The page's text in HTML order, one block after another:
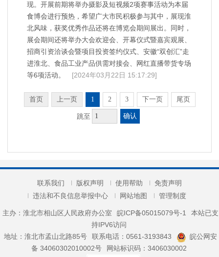
现。开展前期将举办摄影及短视频2项赛事活动为本届
食博会进行预热，希望广大市民积极参与其中，展现淮
北风味，获奖优秀作品还将在博览会期间展出。同时，
展会期间还将举办大会欢迎会、开幕仪式暨嘉宾观展、
招商引资洽谈会暨项目投资签约仪式、安徽“双创汇”走
进淮北、食品工业产品供需对接会、网红直播带货专场
等6项活动。
[2024年03月22日 15:17:29]
首页 上一页 1 2 3 下一页 尾页
跳至 确认
联系我们 版权声明 使用帮助
免责声明
违法和不良信息举报中心
网站地图 管理制度
主办：淮北市相山区人民政府办公室 皖ICP备05015079号-1
本站已支
持IPV6访问
地址：淮北市孟山北路85号
联系电话：0561-3193843
皖公网安
备 34060302010002号
网站标识码：3406030002